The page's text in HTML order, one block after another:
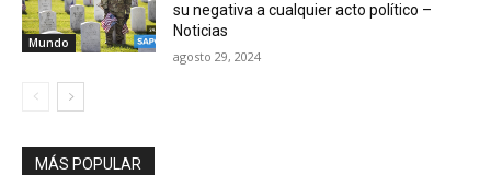
Mundo
su negativa a cualquier acto político –
Noticias
agosto 29, 2024
MÁS POPULAR